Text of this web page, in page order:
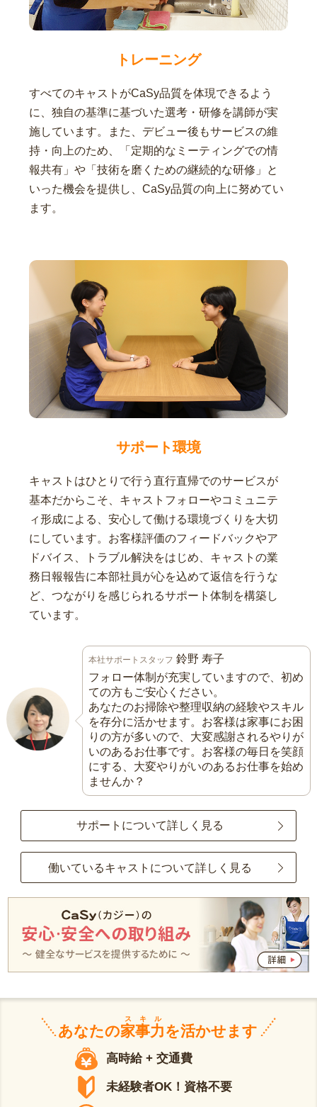
トレーニング
すべてのキャストがCaSy品質を体現できるよう
に、独自の基準に基づいた選考・研修を講師が実
施しています。また、デビュー後もサービスの維
持・向上のため、「定期的なミーティングでの情
報共有」や「技術を磨くための継続的な研修」と
いった機会を提供し、CaSy品質の向上に努めてい
ます。
サポート環境
キャストはひとりで行う直行直帰でのサービスが
基本だからこそ、キャストフォローやコミュニテ
ィ形成による、安心して働ける環境づくりを大切
にしています。お客様評価のフィードバックやア
ドバイス、トラブル解決をはじめ、キャストの業
務日報報告に本部社員が心を込めて返信を行うな
ど、つながりを感じられるサポート体制を構築し
ています。
本社サポートスタッフ 鈴野 寿子
フォロー体制が充実していますので、初め
ての方もご安心ください。
あなたのお掃除や整理収納の経験やスキル
を存分に活かせます。お客様は家事にお困
りの方が多いので、大変感謝されるやりが
いのあるお仕事です。お客様の毎日を笑顔
にする、大変やりがいのあるお仕事を始め
ませんか？
サポートについて詳しく見る
働いているキャストについて詳しく見る
あなたの家事力
スキル
を活かせます
高時給 + 交通費
未経験者OK！資格不要